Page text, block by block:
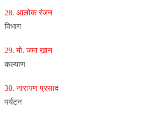
28. आलोक रंजन-कला,
विभाग
29. मो. जमा खान
-
कल्याण
30. नारायण प्रसाद
पर्यटन